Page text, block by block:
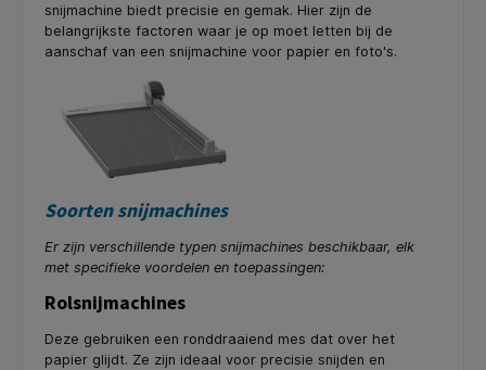
snijmachine biedt precisie en gemak. Hier zijn de
belangrijkste factoren waar je op moet letten bij de
aanschaf van een snijmachine voor papier en foto's.
Soorten snijmachines
Er zijn verschillende typen snijmachines beschikbaar, elk
met specifieke voordelen en toepassingen:
Rolsnijmachines
Deze gebruiken een ronddraaiend mes dat over het
papier glijdt. Ze zijn ideaal voor precisie snijden en